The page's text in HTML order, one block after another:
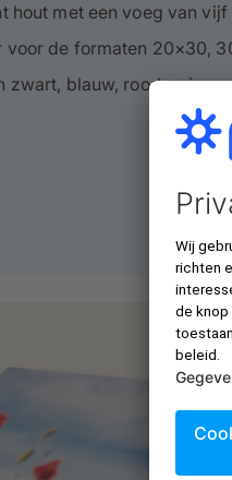
hout met een voeg van
voor de formaten 20×30,
zwart, blauw, rood,